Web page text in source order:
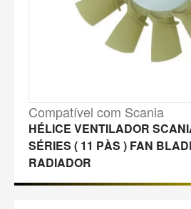
Compatível com Scania
HÉLICE VENTILADOR
SÉRIES ( 11 PÀS ) FAN
RADIADOR